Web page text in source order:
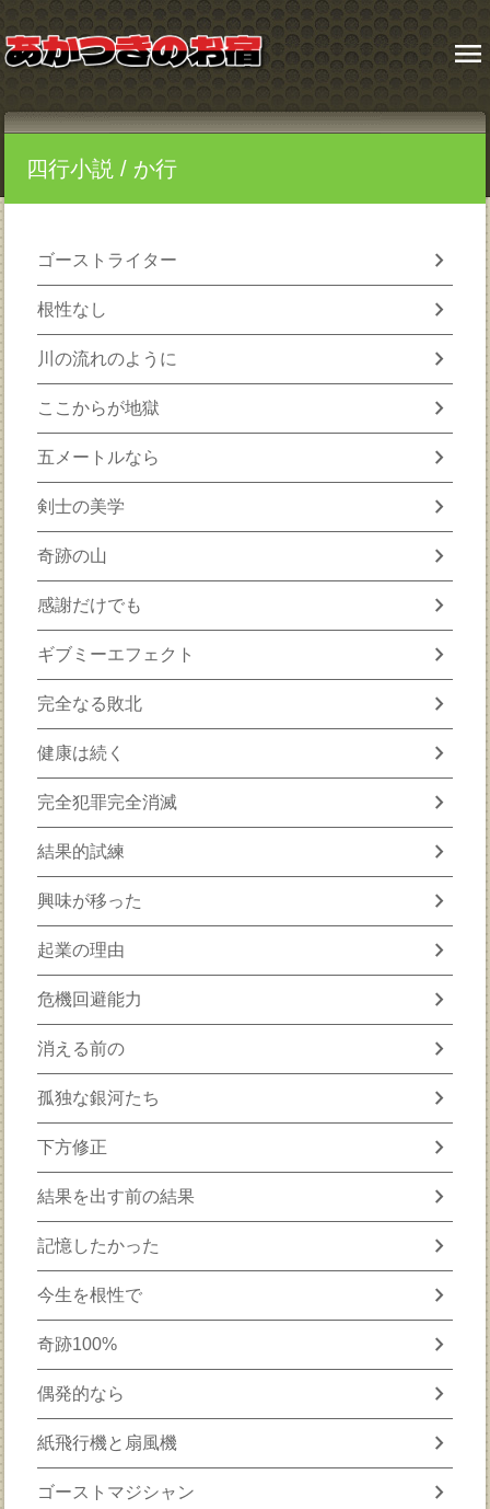
menu
四行小説 / か行
ゴーストライター chevron_right
根性なし chevron_right
川の流れのように chevron_right
ここからが地獄 chevron_right
五メートルなら chevron_right
剣士の美学 chevron_right
奇跡の山 chevron_right
感謝だけでも chevron_right
ギブミーエフェクト chevron_right
完全なる敗北 chevron_right
健康は続く chevron_right
完全犯罪完全消滅 chevron_right
結果的試練 chevron_right
興味が移った chevron_right
起業の理由 chevron_right
危機回避能力 chevron_right
消える前の chevron_right
孤独な銀河たち chevron_right
下方修正 chevron_right
結果を出す前の結果 chevron_right
記憶したかった chevron_right
今生を根性で chevron_right
奇跡100% chevron_right
偶発的なら chevron_right
紙飛行機と扇風機 chevron_right
ゴーストマジシャン chevron_right